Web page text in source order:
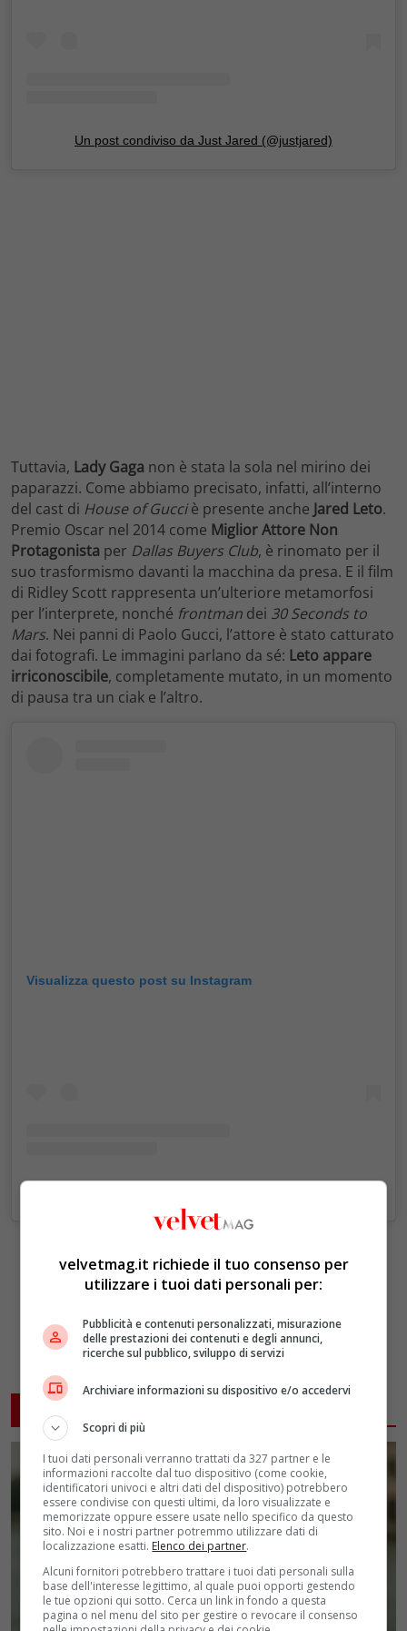
Un post condiviso da Just Jared (@justjared)
Tuttavia, Lady Gaga non è stata la sola nel mirino dei
paparazzi. Come abbiamo precisato, infatti, all’interno
del cast di House of Gucciè presente anche Jared Leto.
Premio Oscar nel 2014 come Miglior Attore Non
Protagonista per Dallas Buyers Club, è rinomato per il
suo trasformismo davanti la macchina da presa. E il film
di Ridley Scott rappresenta un’ulteriore metamorfosi
per l’interprete, nonché frontman dei 30 Seconds to
Mars. Nei panni di Paolo Gucci, l’attore è stato catturato
dai fotografi. Le immagini parlano da sé: Leto appare
irriconoscibile, completamente mutato, in un momento
di pausa tra un ciak e l’altro.
Visualizza questo post su Instagram
velvetmag.it richiede il tuo consenso per
utilizzare i tuoi dati personali per:
Pubblicità e contenuti personalizzati, misurazione
delle prestazioni dei contenuti e degli annunci,
ricerche sul pubblico, sviluppo di servizi
Archiviare informazioni su dispositivo e/o accedervi
Scopri di più
I tuoi dati personali verranno trattati da 327 partner e le
informazioni raccolte dal tuo dispositivo (come cookie,
identificatori univoci e altri dati del dispositivo) potrebbero
essere condivise con questi ultimi, da loro visualizzate e
memorizzate oppure essere usate nello specifico da questo
sito. Noi e i nostri partner potremmo utilizzare dati di
localizzazione esatti. Elenco dei partner.
Alcuni fornitori potrebbero trattare i tuoi dati personali sulla
base dell'interesse legittimo, al quale puoi opporti gestendo
le tue opzioni qui sotto. Cerca un link in fondo a questa
pagina o nel menu del sito per gestire o revocare il consenso